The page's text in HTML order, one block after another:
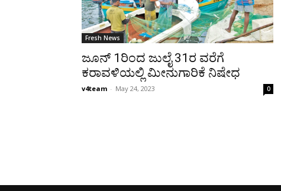
Fresh News
ಜೂನ್ 1ರಿಂದ ಜುಲೈ 31ರ ವರೆಗೆ
ಕರಾವಳಿಯಲ್ಲಿ ಮೀನುಗಾರಿಕೆ ನಿಷೇಧ
v4team - May 24, 2023 0